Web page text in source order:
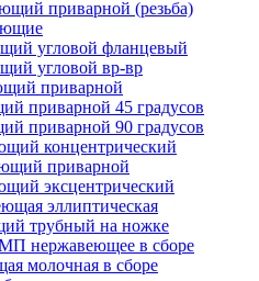
приварной (резьба)
угловой фланцевый
угловой вр-вр
приварной
приварной 45 градусов
приварной 90 градусов
концентрический
приварной
эксцентрический
эллиптическая
трубный на ножке
нержавеющее в сборе
молочная в сборе